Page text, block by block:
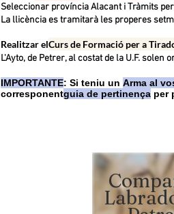
Seleccionar província Alacant i Tràmits
La llicència es tramitarà les properes
Realitzar elCurs de Formació per a
L'Ayto, de Petrer, al costat de la U.F.
IMPORTANTE: Si teniu un Arma al
corresponentguia de pertinença per